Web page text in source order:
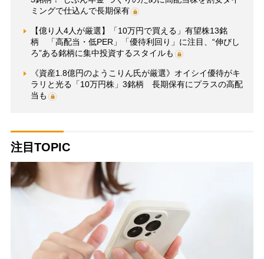
ミングで仕込んで長期保有
【億り人4人が厳選】「10万円で買える」有望株13銘
柄 「高配当・低PER」「優待利回り」に注目、“伸びし
ろ”ある銘柄に集中投資するスタイルも
《資産1.8億円のようこりん氏が厳選》オイシイ優待がキ
ラリと光る「10万円株」3銘柄 長期保有にプラスの高配
当も
注目TOPIC